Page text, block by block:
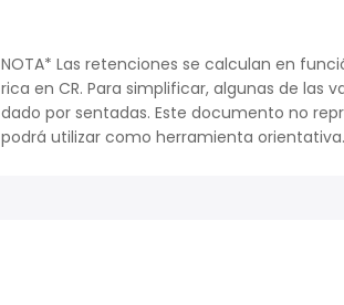
NOTA* Las retenciones se calculan en
rica en CR. Para simplificar, algunas de las
dado por sentadas. Este documento no
podrá utilizar como herramienta orientativa.